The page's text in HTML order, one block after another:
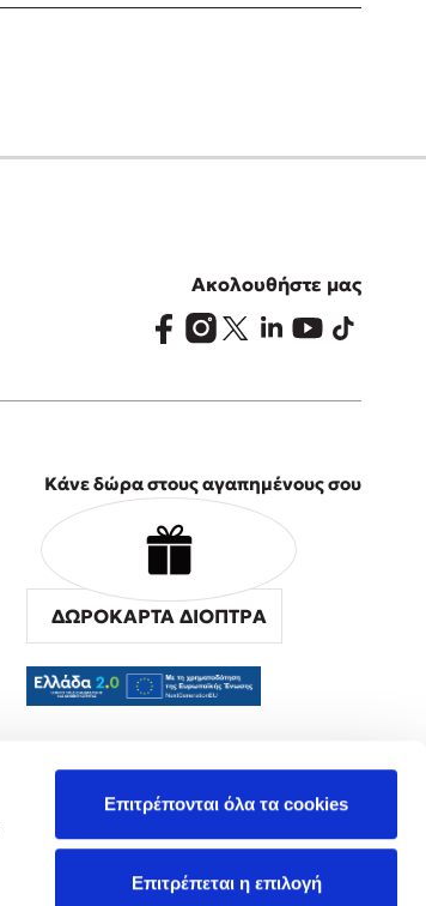
Επιτρέπονται όλα τα cookies
Επιτρέπεται η επιλογή
Ακολουθήστε μας
Κάνε δώρα στους αγαπημένους σου
ΔΩΡΟΚΑΡΤΑ ΔΙΟΠΤΡΑ